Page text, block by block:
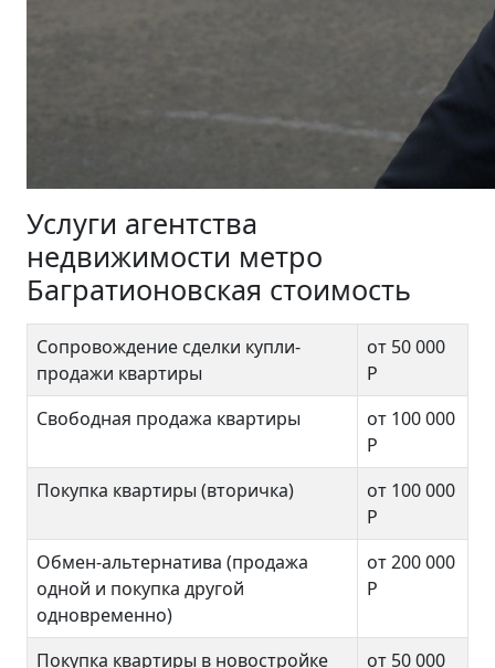
Услуги агентства
недвижимости метро
Багратионовская стоимость
Сопровождение сделки купли-
продажи квартиры
от 50 000
Р
Свободная продажа квартиры
от 100 000
Р
Покупка квартиры (вторичка)
от 100 000
Р
Обмен-альтернатива (продажа
одной и покупка другой
одновременно)
от 200 000
Р
Покупка квартиры в новостройке
от 50 000